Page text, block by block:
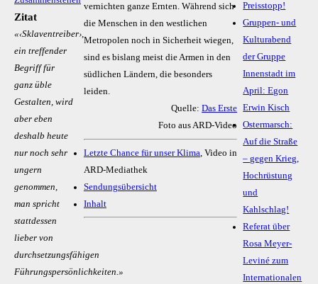
Zitat
«‹Sklaventreiber›,
ein treffender
Begriff für
ganz üble
Gestalten, wird
aber eben
deshalb heute
nur noch sehr
ungern
genommen,
man spricht
stattdessen
lieber von
durchsetzungsfähigen
Führungspersönlichkeiten.»
vernichten ganze Ernten. Während sich
die Menschen in den westlichen
Metropolen noch in Sicherheit wiegen,
sind es bislang meist die Armen in den
südlichen Ländern, die besonders
leiden.
Quelle:Das Erste
Foto aus ARD-Video
Letzte Chance für unser Klima, Video in
ARD-Mediathek
Sendungsübersicht
Inhalt
Preisstopp!
Gruppen- und
Kulturabend
der Gruppe
Innenstadt im
April: Egon
Erwin Kisch
Ostermarsch:
Auf die Straße
– gegen Krieg,
Hochrüstung
und
Kahlschlag!
Referat über
Rosa Meyer-
Leviné zum
Internationalen